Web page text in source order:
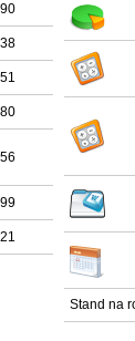
Stand na